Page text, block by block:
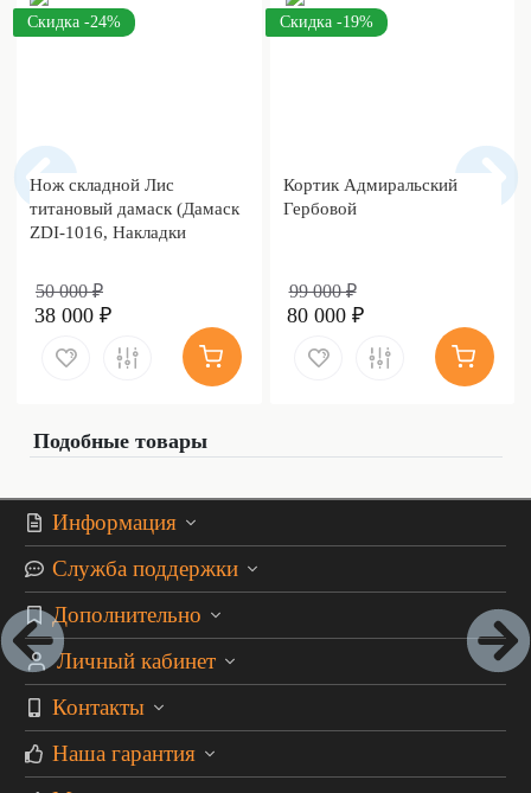
Скидка -24%
Нож складной Лис
титановый дамаск (Дамаск
ZDI-1016, Накладки
50 000 ₽
38 000 ₽
Скидка -19%
Кортик Адмиральский
Гербовой
99 000 ₽
80 000 ₽
Подобные товары
Информация
Служба поддержки
Дополнительно
Личный кабинет
Контакты
Наша гарантия